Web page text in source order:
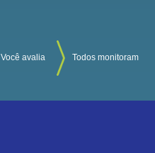
Você avalia Todos monitoram